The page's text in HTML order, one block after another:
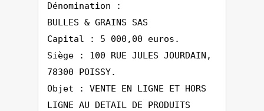
Dénomination :
BULLES & GRAINS SAS
Capital : 5 000,00 euros.
Siège : 100 RUE JULES JOURDAIN,
78300 POISSY.
Objet : VENTE EN LIGNE ET HORS
LIGNE AU DETAIL DE PRODUITS